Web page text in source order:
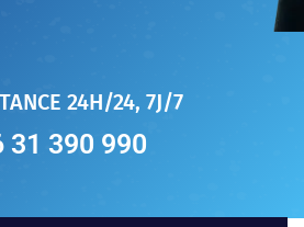
24H/24, 7J/7
31 390 990